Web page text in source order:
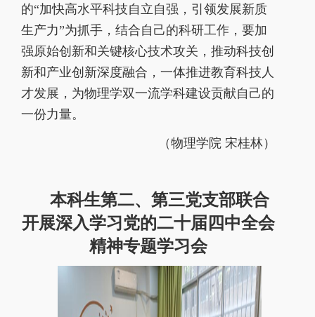
的“加快高水平科技自立自强，引领发展新质
生产力”为抓手，结合自己的科研工作，要加
强原始创新和关键核心技术攻关，推动科技创
新和产业创新深度融合，一体推进教育科技人
才发展，为物理学双一流学科建设贡献自己的
一份力量。
（物理学院 宋桂林）
本科生第二、第三党支部联合
开展深入学习党的二十届四中全会
精神专题学习会